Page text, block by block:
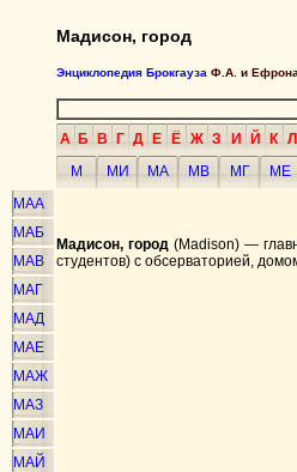
Мадисон, город
Энциклопедия Брокгауза Ф.А. и Ефрона
А Б В Г Д Е Ё Ж З И Й К Л
М
МИ МА МВ МГ МЕ
МАА
МАБ
МАВ
МАГ
МАД
МАЕ
МАЖ
МАЗ
МАИ
МАЙ
Мадисон, город (Madison) —
студентов) с обсерваторией,